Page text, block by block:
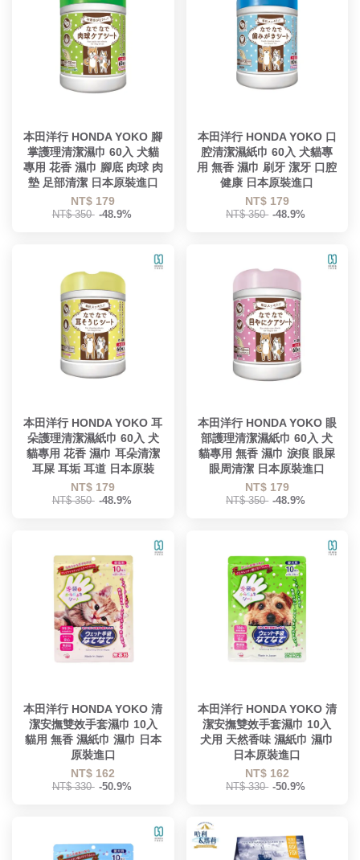
本田洋行 HONDA YOKO 腳
掌護理清潔濕巾 60入 犬貓
專用 花香 濕巾 腳底 肉球 肉
墊 足部清潔 日本原裝進口
NT$ 179
NT$ 350 -48.9%
本田洋行 HONDA YOKO 口
腔清潔濕紙巾 60入 犬貓專
用 無香 濕巾 刷牙 潔牙 口腔
健康 日本原裝進口
NT$ 179
NT$ 350 -48.9%
本田洋行 HONDA YOKO 耳
朵護理清潔濕紙巾 60入 犬
貓專用 花香 濕巾 耳朵清潔
耳屎 耳垢 耳道 日本原裝
NT$ 179
NT$ 350 -48.9%
本田洋行 HONDA YOKO 眼
部護理清潔濕紙巾 60入 犬
貓專用 無香 濕巾 淚痕 眼屎
眼周清潔 日本原裝進口
NT$ 179
NT$ 350 -48.9%
本田洋行 HONDA YOKO 清
潔安撫雙效手套濕巾 10入
貓用 無香 濕紙巾 濕巾 日本
原裝進口
NT$ 162
NT$ 330 -50.9%
本田洋行 HONDA YOKO 清
潔安撫雙效手套濕巾 10入
犬用 天然香味 濕紙巾 濕巾
日本原裝進口
NT$ 162
NT$ 330 -50.9%